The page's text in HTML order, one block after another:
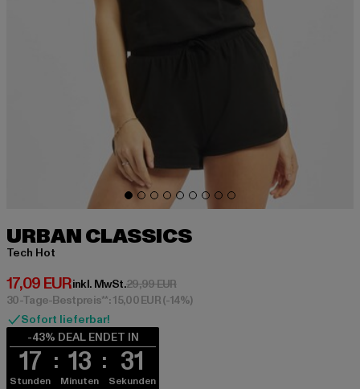
URBAN CLASSICS
Tech Hot
17,09 EUR
Derzeitiger Preis: 17,09 EUR
inkl. MwSt.29,99 EURAktionspreis: 29,99 EUR
30-Tage-Bestpreis**: 15,00 EUR(-14%)
Sofort lieferbar!
-43% DEAL ENDET IN
17
Stunden
13
Minuten
30
Sekunden